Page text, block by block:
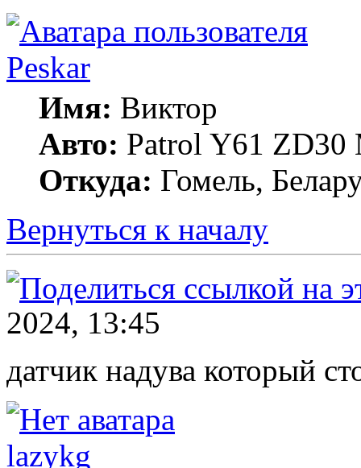
Peskar
Имя: Виктор
Авто: Patrol Y61
Откуда: Гомель,
Вернуться к началу
2024, 13:45
датчик надува который
lazykg